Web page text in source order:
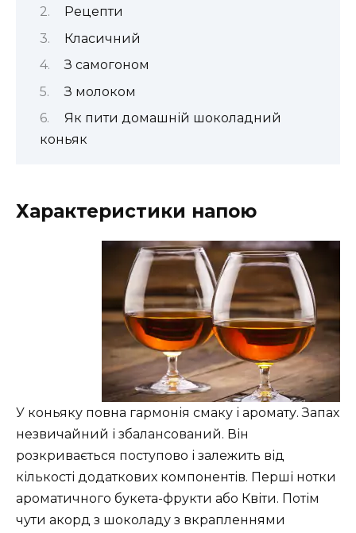
Рецепти
Класичний
З самогоном
З молоком
Як пити домашній шоколадний
коньяк
Характеристики напою
У коньяку повна гармонія смаку і аромату. Запах
незвичайний і збалансований. Він
розкривається поступово і залежить від
кількості додаткових компонентів. Перші нотки
ароматичного букета-фрукти або Квіти. Потім
чути акорд з шоколаду з вкрапленнями